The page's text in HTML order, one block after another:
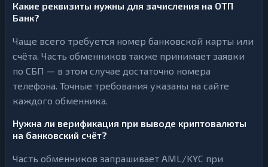
Какие реквизиты нужны для зачисления на ОТП
Банк?
Чаще всего требуется номер банковской карты или
счёта. Часть обменников также принимает заявки
по СБП — в этом случае достаточно номера
телефона. Точные требования указаны на сайте
каждого обменника.
Нужна ли верификация при выводе криптовалюты
на банковский счёт?
Часть обменников запрашивает AML/KYC при